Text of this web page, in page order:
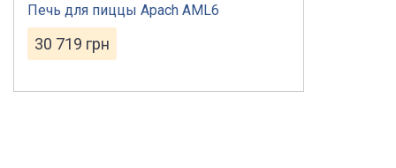
Печь для пиццы Apach АML6
30 719 грн